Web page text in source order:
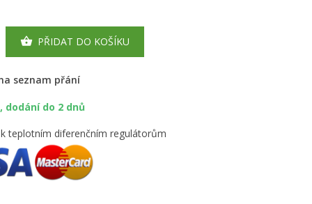
 PŘIDAT DO KOŠÍKU
seznam přání
dodání do 2 dnů
teplotním diferenčním regulátorům